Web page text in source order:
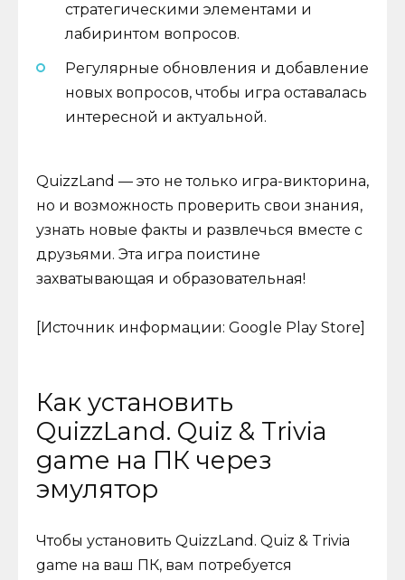
стратегическими элементами и
лабиринтом вопросов.
Регулярные обновления и добавление
новых вопросов, чтобы игра оставалась
интересной и актуальной.
QuizzLand — это не только игра-викторина,
но и возможность проверить свои знания,
узнать новые факты и развлечься вместе с
друзьями. Эта игра поистине
захватывающая и образовательная!
[Источник информации: Google Play Store]
Как установить
QuizzLand. Quiz & Trivia
game на ПК через
эмулятор
Чтобы установить QuizzLand. Quiz & Trivia
game на ваш ПК, вам потребуется